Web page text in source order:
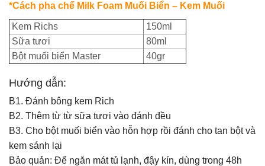
*Cách pha chế Milk Foam Muối Biển – Kem Muối
Kem Richs
150ml
Sữa tươi
80ml
Bột muối biển Master
40gr
Hướng dẫn:
B1. Đánh bông kem Rich
B2. Thêm từ từ sữa tươi vào đánh đều
B3. Cho bột muối biển vào hỗn hợp rồi đánh cho tan bột và
kem sánh lại
Bảo quản: Để ngăn mát tủ lạnh, đậy kín, dùng trong 48h